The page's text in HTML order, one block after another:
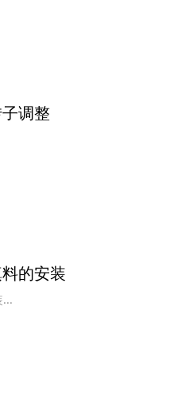
调整
的安装
...